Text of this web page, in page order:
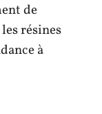
de
résines
à